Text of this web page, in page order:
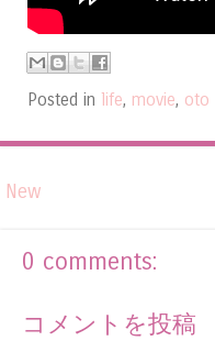
Posted in life, movie, oto
New
0 comments:
コメントを投稿